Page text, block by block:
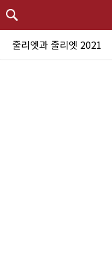
줄리엣과 줄리엣 2021